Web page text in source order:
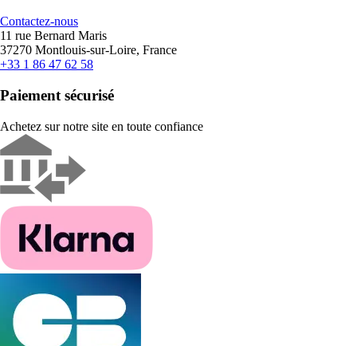
Contactez-nous
11 rue Bernard Maris
37270 Montlouis-sur-Loire, France
+33 1 86 47 62 58
Paiement sécurisé
Achetez sur notre site en toute confiance